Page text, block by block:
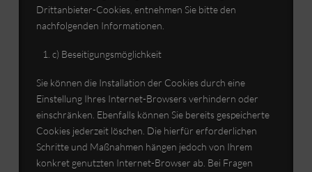
Drittanbieter-Cookies, entnehmen Sie bitte den
nachfolgenden Informationen.
c) Beseitigungsmöglichkeit
Sie können die Installation der Cookies durch eine
Einstellung Ihres Internet-Browsers verhindern oder
einschränken. Ebenfalls können Sie bereits gespeicherte
Cookies jederzeit löschen. Die hierfür erforderlichen
Schritte und Maßnahmen hängen jedoch von Ihrem
konkret genutzten Internet-Browser ab. Bei Fragen